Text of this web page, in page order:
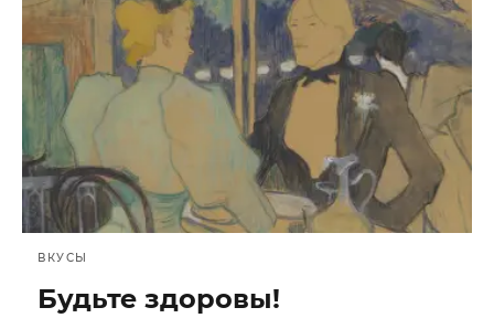
ВКУСЫ
Будьте здоровы!